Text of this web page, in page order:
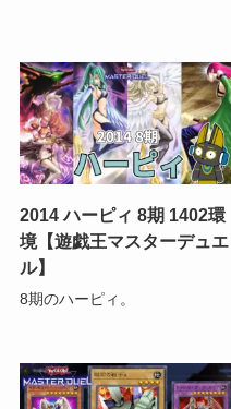
2014 ハーピィ 8期 1402環
境【遊戯王マスターデュエ
ル】
8期のハーピィ。